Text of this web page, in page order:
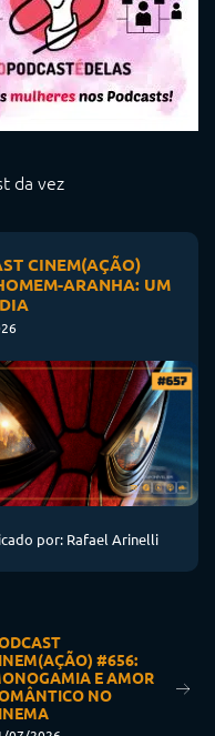
da vez
CINEM(AÇÃO)
ARANHA: UM
por: Rafael Arinelli
#656:
E AMOR
NO